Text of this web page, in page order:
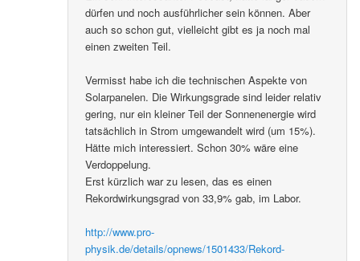
dürfen und noch ausführlicher sein können. Aber
auch so schon gut, vielleicht gibt es ja noch mal
einen zweiten Teil.
Vermisst habe ich die technischen Aspekte von
Solarpanelen. Die Wirkungsgrade sind leider relativ
gering, nur ein kleiner Teil der Sonnenenergie wird
tatsächlich in Strom umgewandelt wird (um 15%).
Hätte mich interessiert. Schon 30% wäre eine
Verdoppelung.
Erst kürzlich war zu lesen, das es einen
Rekordwirkungsgrad von 33,9% gab, im Labor.
http://www.pro-
physik.de/details/opnews/1501433/Rekord-